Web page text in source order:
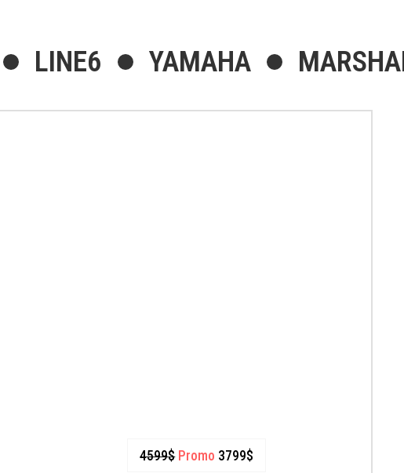
LINE6 YAMAHA
4599$Promo 3799$